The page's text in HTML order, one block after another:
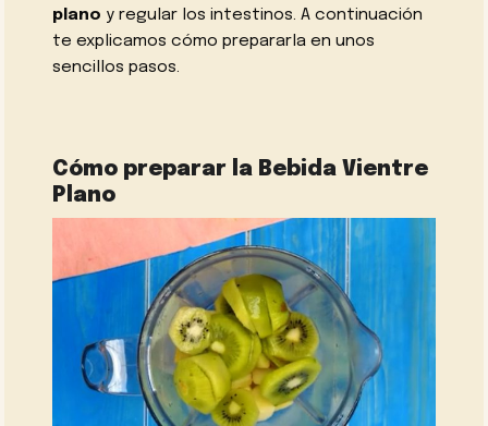
plano y regular los intestinos. A continuación
te explicamos cómo prepararla en unos
sencillos pasos.
Cómo preparar la Bebida Vientre
Plano